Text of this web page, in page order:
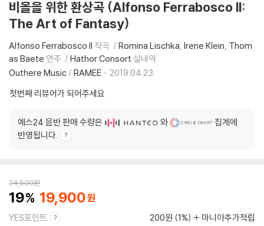
비올을 위한 환상곡 (Alfonso Ferrabosco ll:
The Art of Fantasy)
Alfonso Ferrabosco II 작곡 Romina Lischka Irene Klein Thom
as Baete 연주 Hathor Consort 실내악
Outhere Music / RAMEE
2019.04.23.
첫번째 리뷰어가 되어주세요
예스24 음반 판매 수량은 와
집계에
반영됩니다.
24,500원
19 19,900
YES포인트 200원 (1%) 마니아추가적립